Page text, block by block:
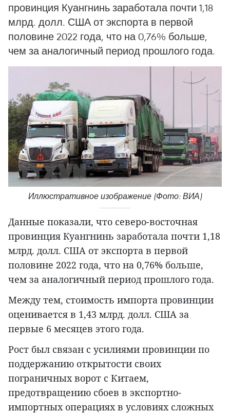
провинция Куангнинь заработала почти 1,18
млрд. долл. США от экспорта в первой
половине 2022 года, что на 0,76% больше,
чем за аналогичный период прошлого года.
Иллюстративное изображение (Фото: ВИА)
Данные показали, что северо-восточная
провинция Куангнинь заработала почти 1,18
млрд. долл. США от экспорта в первой
половине 2022 года, что на 0,76% больше,
чем за аналогичный период прошлого года.
Между тем, стоимость импорта провинции
оценивается в 1,43 млрд. долл. США за
первые 6 месяцев этого года.
Рост был связан с усилиями провинции по
поддержанию открытости своих
пограничных ворот с Китаем,
предотвращению сбоев в экспортно-
импортных операциях в условиях сложных